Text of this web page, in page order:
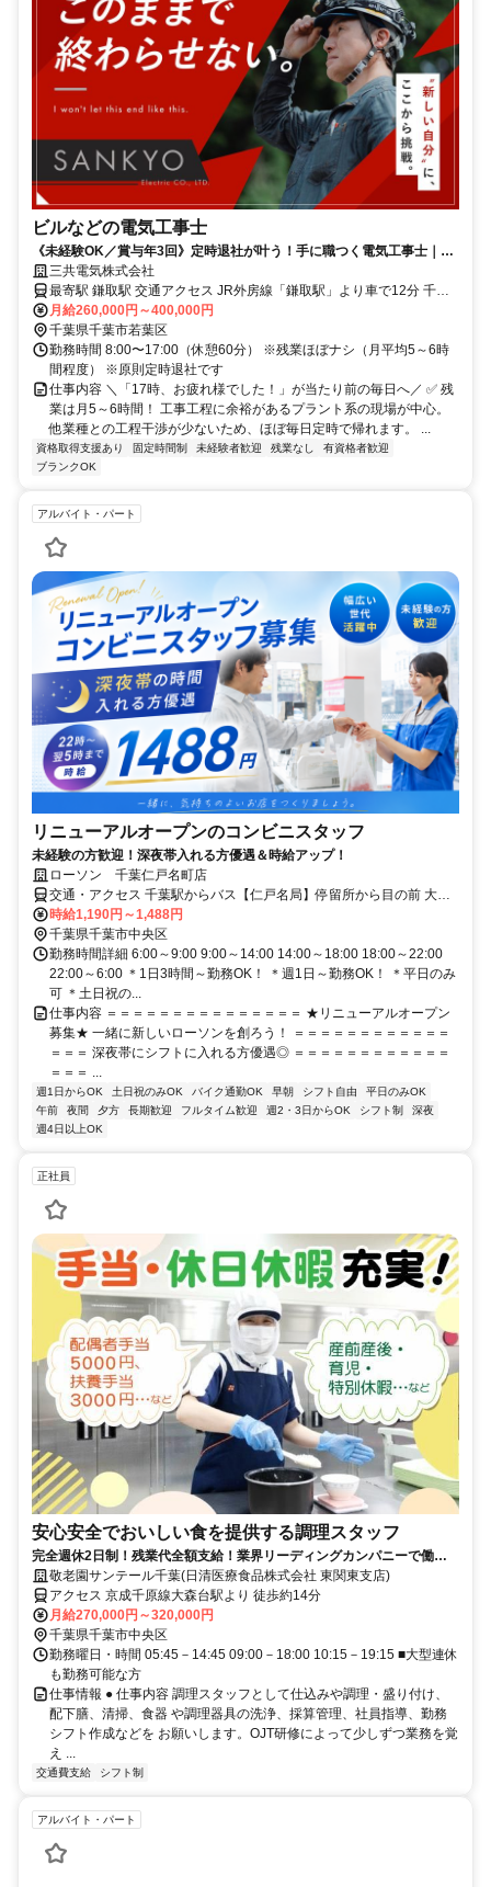
ビルなどの電気工事士
《未経験OK／賞与年3回》定時退社が叶う！手に職つく電気工事士｜資
格取得支援あり｜月給26万円～｜残業ほぼなし
三共電気株式会社
最寄駅 鎌取駅 交通アクセス JR外房線「鎌取駅」より車で12分 千葉
モノレール「千城台駅」より車で12分 ※上記は本社へのアクセス情
報です。 首都圏の現場を中心に作業を行います。 ＊車通勤OK・バイ
ク通勤OK ＊転勤なし
月給260,000円～400,000円
千葉県千葉市若葉区
勤務時間 8:00〜17:00（休憩60分） ※残業ほぼナシ（月平均5～6時
間程度） ※原則定時退社です
仕事内容 ＼「17時、お疲れ様でした！」が当たり前の毎日へ／ ✅ 残
業は月5～6時間！ 工事工程に余裕があるプラント系の現場が中心。
他業種との工程干渉が少ないため、ほぼ毎日定時で帰れます。 ...
資格取得支援あり 固定時間制 未経験者歓迎 残業なし
有資格者歓迎
ブランクOK
アルバイト・パート
リニューアルオープンのコンビニスタッフ
未経験の方歓迎！深夜帯入れる方優遇＆時給アップ！
ローソン 千葉仁戸名町店
交通・アクセス 千葉駅からバス【仁戸名局】停留所から目の前 大森
台駅から徒歩13分
時給1,190円～1,488円
千葉県千葉市中央区
勤務時間詳細 6:00～9:00 9:00～14:00 14:00～18:00 18:00～22:00
22:00～6:00 ＊1日3時間～勤務OK！ ＊週1日～勤務OK！ ＊平日のみ
可 ＊土日祝の...
仕事内容 ＝＝＝＝＝＝＝＝＝＝＝＝＝＝＝ ★リニューアルオープン
募集★ 一緒に新しいローソンを創ろう！ ＝＝＝＝＝＝＝＝＝＝＝＝
＝＝＝ 深夜帯にシフトに入れる方優遇◎ ＝＝＝＝＝＝＝＝＝＝＝＝
＝＝＝ ...
週1日からOK 土日祝のみOK バイク通勤OK 早朝 シフト自由
平日のみOK
午前
夜間 夕方 長期歓迎 フルタイム歓迎 週2・3日からOK シフト制
深夜
週4日以上OK
正社員
安心安全でおいしい食を提供する調理スタッフ
完全週休2日制！残業代全額支給！業界リーディングカンパニーで働き
ませんか？！
敬老園サンテール千葉(日清医療食品株式会社 東関東支店)
アクセス 京成千原線大森台駅より 徒歩約14分
月給270,000円～320,000円
千葉県千葉市中央区
勤務曜日・時間 05:45－14:45 09:00－18:00 10:15－19:15 ■大型連休
も勤務可能な方
仕事情報 ● 仕事内容 調理スタッフとして仕込みや調理・盛り付け、
配下膳、清掃、食器 や調理器具の洗浄、採算管理、社員指導、勤務
シフト作成などを お願いします。OJT研修によって少しずつ業務を覚
え ...
交通費支給 シフト制
アルバイト・パート